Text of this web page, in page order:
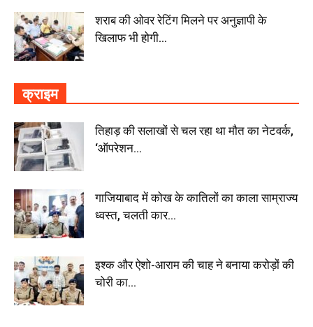
शराब की ओवर रेटिंग मिलने पर अनुज्ञापी के
खिलाफ भी होगी...
क्राइम
तिहाड़ की सलाखों से चल रहा था मौत का नेटवर्क,
‘ऑपरेशन...
गाजियाबाद में कोख के कातिलों का काला साम्राज्य
ध्वस्त, चलती कार...
इश्क और ऐशो-आराम की चाह ने बनाया करोड़ों की
चोरी का...